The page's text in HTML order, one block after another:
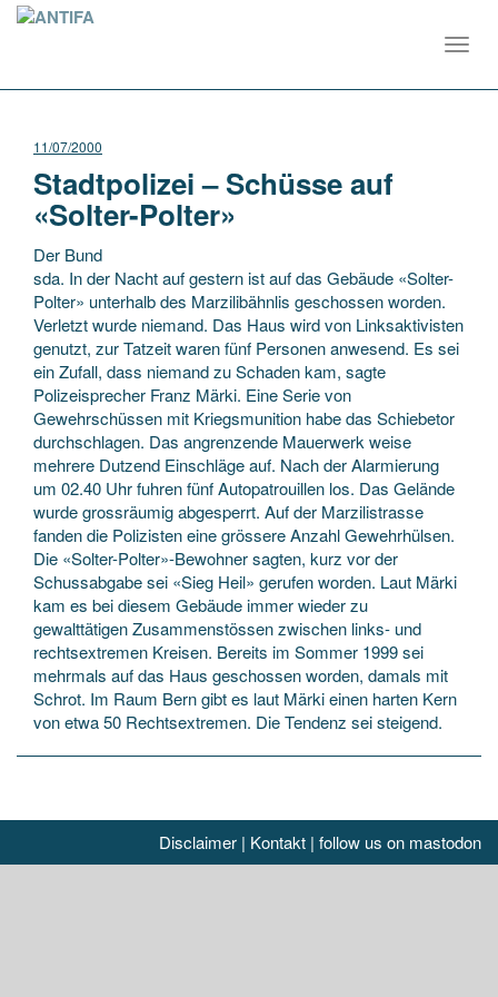
11/07/2000
Stadtpolizei – Schüsse auf
«Solter-Polter»
Der Bund
sda. In der Nacht auf gestern ist auf das Gebäude «Solter-
Polter» unterhalb des Marzilibähnlis geschossen worden.
Verletzt wurde niemand. Das Haus wird von Linksaktivisten
genutzt, zur Tatzeit waren fünf Personen anwesend. Es sei
ein Zufall, dass niemand zu Schaden kam, sagte
Polizeisprecher Franz Märki. Eine Serie von
Gewehrschüssen mit Kriegsmunition habe das Schiebetor
durchschlagen. Das angrenzende Mauerwerk weise
mehrere Dutzend Einschläge auf. Nach der Alarmierung
um 02.40 Uhr fuhren fünf Autopatrouillen los. Das Gelände
wurde grossräumig abgesperrt. Auf der Marzilistrasse
fanden die Polizisten eine grössere Anzahl Gewehrhülsen.
Die «Solter-Polter»-Bewohner sagten, kurz vor der
Schussabgabe sei «Sieg Heil» gerufen worden. Laut Märki
kam es bei diesem Gebäude immer wieder zu
gewalttätigen Zusammenstössen zwischen links- und
rechtsextremen Kreisen. Bereits im Sommer 1999 sei
mehrmals auf das Haus geschossen worden, damals mit
Schrot. Im Raum Bern gibt es laut Märki einen harten Kern
von etwa 50 Rechtsextremen. Die Tendenz sei steigend.
Disclaimer | Kontakt | follow us on mastodon